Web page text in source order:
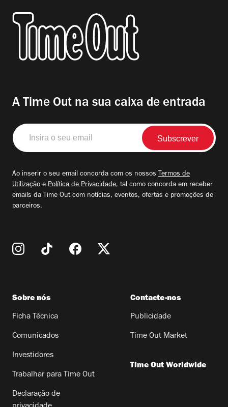
A Time Out na sua caixa de entrada
Insira
o
seu
Ao inserir o seu email concorda com os nossos Termos de
Utilização e Política de Privacidade, tal como concorda em receber
emails da Time Out com notícias, eventos, ofertas e promoções de
parceiros.
Sobre nós
Ficha Técnica
Comunicados
Investidores
Trabalhar para Time Out
Declaração de
Contacte-nos
Publicidade
Time Out Market
Time Out Worldwide